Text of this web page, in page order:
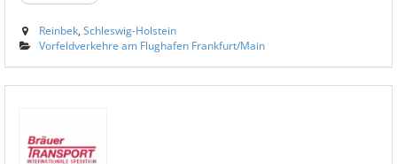
Reinbek Schleswig-Holstein
Vorfeldverkehre am Flughafen Frankfurt/Main